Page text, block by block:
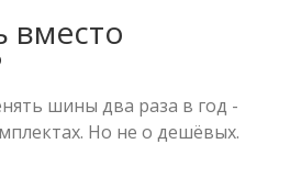
вместо
шины два раза в год -
Но не о дешёвых.